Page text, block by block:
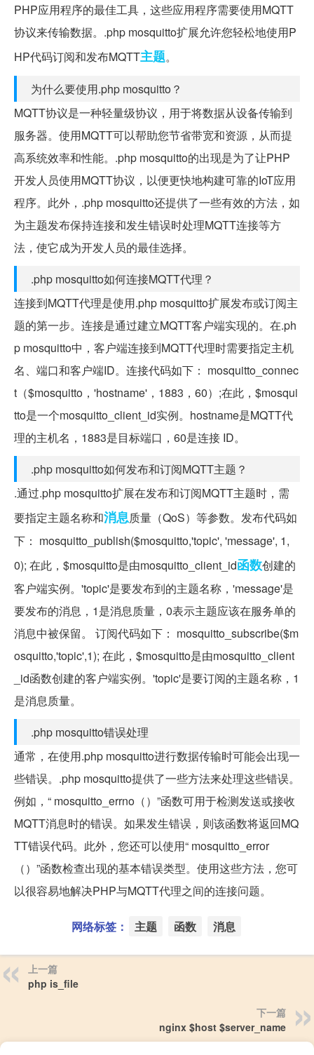
PHP应用程序的最佳工具，这些应用程序需要使用MQTT
协议来传输数据。.php mosquitto扩展允许您轻松地使用P
HP代码订阅和发布MQTT主题。
为什么要使用.php mosquitto？
MQTT协议是一种轻量级协议，用于将数据从设备传输到
服务器。使用MQTT可以帮助您节省带宽和资源，从而提
高系统效率和性能。.php mosquitto的出现是为了让PHP
开发人员使用MQTT协议，以便更快地构建可靠的IoT应用
程序。此外，.php mosquitto还提供了一些有效的方法，如
为主题发布保持连接和发生错误时处理MQTT连接等方
法，使它成为开发人员的最佳选择。
.php mosquitto如何连接MQTT代理？
连接到MQTT代理是使用.php mosquitto扩展发布或订阅主
题的第一步。连接是通过建立MQTT客户端实现的。在.ph
p mosquitto中，客户端连接到MQTT代理时需要指定主机
名、端口和客户端ID。连接代码如下： mosquitto_connec
t（$mosquitto，'hostname'，1883，60）;在此，$mosqui
tto是一个mosquitto_client_id实例。hostname是MQTT代
理的主机名，1883是目标端口，60是连接 ID。
.php mosquitto如何发布和订阅MQTT主题？
.通过.php mosquitto扩展在发布和订阅MQTT主题时，需
要指定主题名称和消息质量（QoS）等参数。发布代码如
下： mosquitto_publish($mosquitto,'topic', 'message', 1,
0); 在此，$mosquitto是由mosquitto_client_id函数创建的
客户端实例。'topic'是要发布到的主题名称，'message'是
要发布的消息，1是消息质量，0表示主题应该在服务单的
消息中被保留。 订阅代码如下： mosquitto_subscribe($m
osquitto,'topic',1); 在此，$mosquitto是由mosquitto_client
_id函数创建的客户端实例。'topic'是要订阅的主题名称，1
是消息质量。
.php mosquitto错误处理
通常，在使用.php mosquitto进行数据传输时可能会出现一
些错误。.php mosquitto提供了一些方法来处理这些错误。
例如，“ mosquitto_errno（）”函数可用于检测发送或接收
MQTT消息时的错误。如果发生错误，则该函数将返回MQ
TT错误代码。此外，您还可以使用“ mosquitto_error
（）”函数检查出现的基本错误类型。使用这些方法，您可
以很容易地解决PHP与MQTT代理之间的连接问题。
网络标签： 主题 函数 消息
上一篇
php is_file
下一篇
nginx $host $server_name